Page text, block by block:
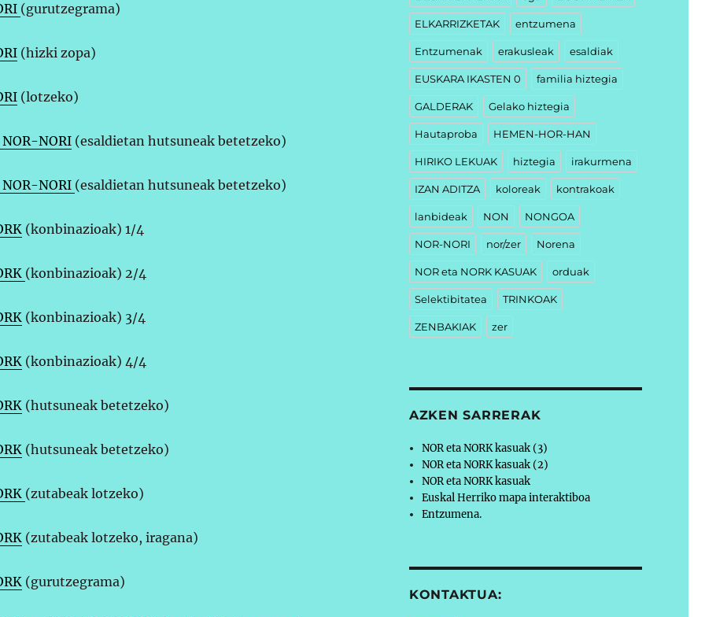
(gurutzegrama)
(hizki zopa)
(lotzeko)
NORI(esaldietan hutsuneak betetzeko)
NORI (esaldietan hutsuneak betetzeko)
(konbinazioak) 1/4
(konbinazioak) 2/4
(konbinazioak) 3/4
(konbinazioak) 4/4
(hutsuneak betetzeko)
(hutsuneak betetzeko)
(zutabeak lotzeko)
(zutabeak lotzeko, iragana)
(gurutzegrama)
ELKARRIZKETAK entzumena
Entzumenak erakusleak esaldiak
EUSKARA IKASTEN 0 familia hiztegia
GALDERAK Gelako hiztegia
Hautaproba HEMEN-HOR-HAN
HIRIKO LEKUAK hiztegia irakurmena
IZAN ADITZA koloreak kontrakoak
lanbideak NON NONGOA
NOR-NORI nor/zer Norena
NOR eta NORK KASUAK orduak
Selektibitatea TRINKOAK
ZENBAKIAK zer
AZKEN SARRERAK
NOR eta NORK kasuak (3)
NOR eta NORK kasuak (2)
NOR eta NORK kasuak
Euskal Herriko mapa interaktiboa
Entzumena.
KONTAKTUA: